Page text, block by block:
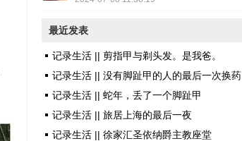
最近发表
记录生活 || 剪指甲与剃头发。是我爸。
记录生活 || 没有脚趾甲的人的最后一次换药
记录生活 || 蛇年，丢了一个脚趾甲
记录生活 || 旅居上海的最后一夜
记录生活 || 徐家汇圣依纳爵主教座堂